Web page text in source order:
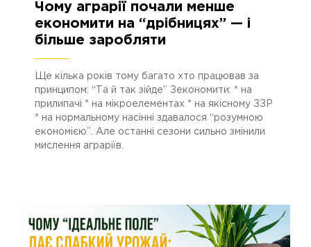
618 12.05.2026
Чому аграрії почали менше
економити на “дрібницях” — і
більше заробляти
Ще кілька років тому багато хто працював за
принципом: “Та й так зійде” Зекономити: * на
прилипачі * на мікроелементах * на якісному ЗЗР
* на нормальному насінні здавалося “розумною
економією”. Але останні сезони сильно змінили
мислення аграріїв.